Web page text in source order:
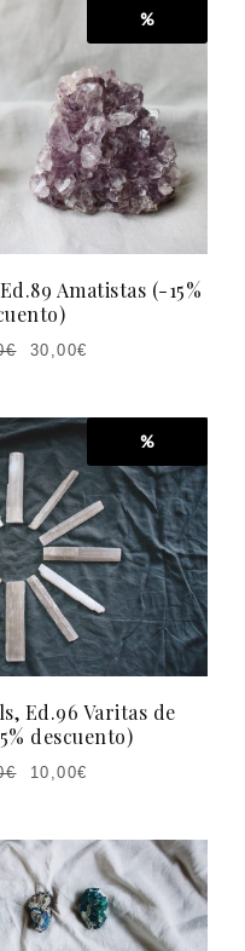
%
Amatistas (-15%
€ 30,00€
%
Ed.96 Varitas de
descuento)
€ 10,00€